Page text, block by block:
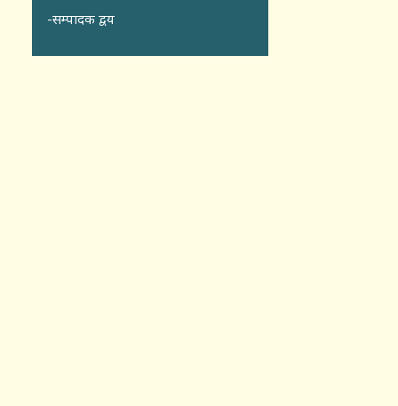
-सम्पादक द्वय